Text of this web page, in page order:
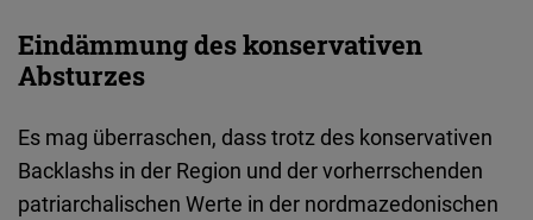
Eindämmung des konservativen
Absturzes
Es mag überraschen, dass trotz des konservativen
Backlashs in der Region und der vorherrschenden
patriarchalischen Werte in der nordmazedonischen